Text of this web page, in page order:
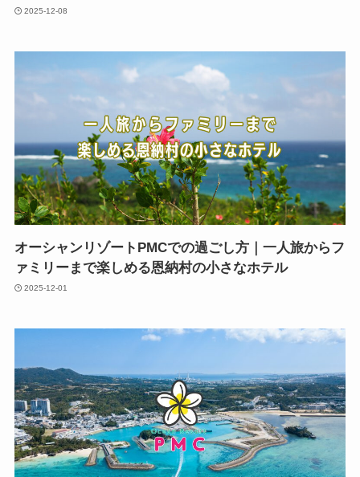
2025-12-08
オーシャンリゾートPMCでの過ごし方｜一人旅からフ
ァミリーまで楽しめる恩納村の小さなホテル
2025-12-01